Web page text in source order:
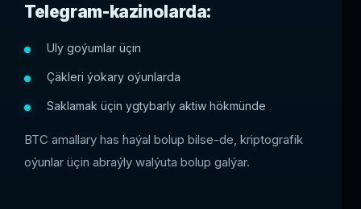
Telegram-kazinolarda:
Uly goýumlar üçin
Çäkleri ýokary oýunlarda
Saklamak üçin ygtybarly aktiw hökmünde
BTC amallary has haýal bolup bilse-de, kriptografik
oýunlar üçin abraýly walýuta bolup galýar.